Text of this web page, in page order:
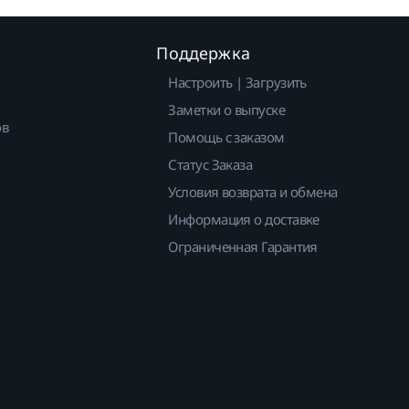
Поддержка
Настроить | Загрузить
Заметки о выпуске
Помощь с заказом
Статус Заказа
Условия возврата и обмена
Информация о доставке
Ограниченная Гарантия